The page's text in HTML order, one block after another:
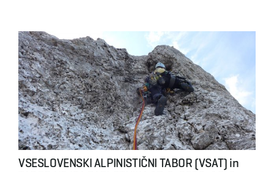
VSESLOVENSKI ALPINISTIČNI TABOR (VSAT) in